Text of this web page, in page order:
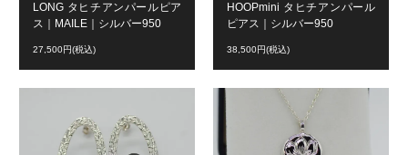
LONG タヒチアンパールピア
ス｜MAILE｜シルバー950
27,500円(税込)
HOOPmini タヒチアンパール
ピアス｜シルバー950
38,500円(税込)